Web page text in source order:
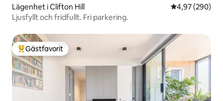
Lägenhet i Clifton Hill 4,97 av 5 i
4,97 (290)
Ljusfyllt och fridfullt. Fri parkering.
Populär gästfavorit
Gästfavorit